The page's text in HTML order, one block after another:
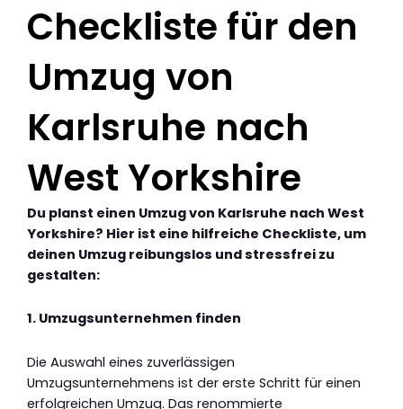
Checkliste für den
Umzug von
Karlsruhe nach
West Yorkshire
Du planst einen Umzug von Karlsruhe nach West
Yorkshire? Hier ist eine hilfreiche Checkliste, um
deinen Umzug reibungslos und stressfrei zu
gestalten:
1. Umzugsunternehmen finden
Die Auswahl eines zuverlässigen
Umzugsunternehmens ist der erste Schritt für einen
erfolgreichen Umzug. Das renommierte